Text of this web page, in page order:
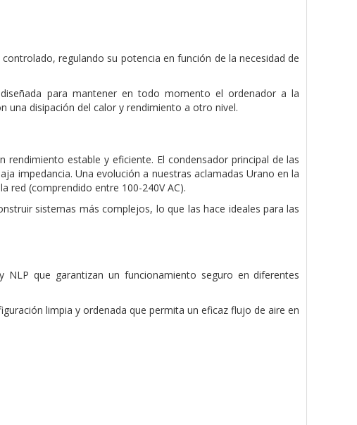
regulando su potencia en función de la necesidad de
para mantener en todo momento el ordenador a la
disipación del calor y rendimiento a otro nivel.
estable y eficiente. El condensador principal de las
impedancia. Una evolución a nuestras aclamadas Urano en la
red (comprendido entre 100-240V AC).
sistemas más complejos, lo que las hace ideales para las
que garantizan un funcionamiento seguro en diferentes
limpia y ordenada que permita un eficaz flujo de aire en